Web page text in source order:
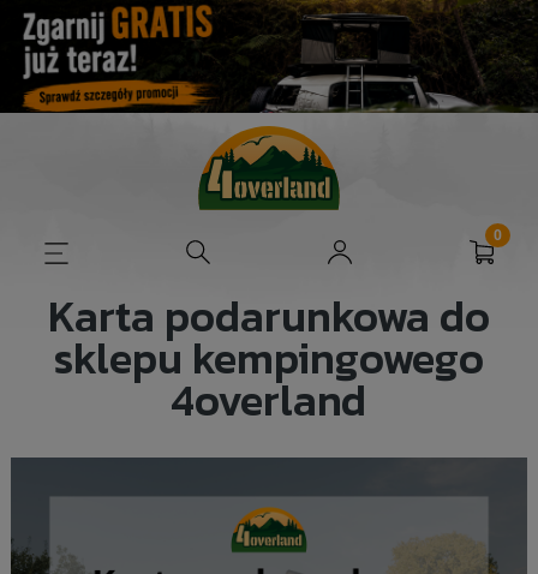
Karta podarunkowa do
sklepu kempingowego
4overland